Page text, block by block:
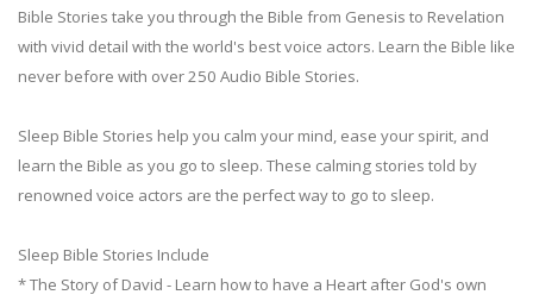
Bible Stories take you through the Bible from Genesis to Revelation
with vivid detail with the world's best voice actors. Learn the Bible like
never before with over 250 Audio Bible Stories.
Sleep Bible Stories help you calm your mind, ease your spirit, and
learn the Bible as you go to sleep. These calming stories told by
renowned voice actors are the perfect way to go to sleep.
Sleep Bible Stories Include
* The Story of David - Learn how to have a Heart after God's own